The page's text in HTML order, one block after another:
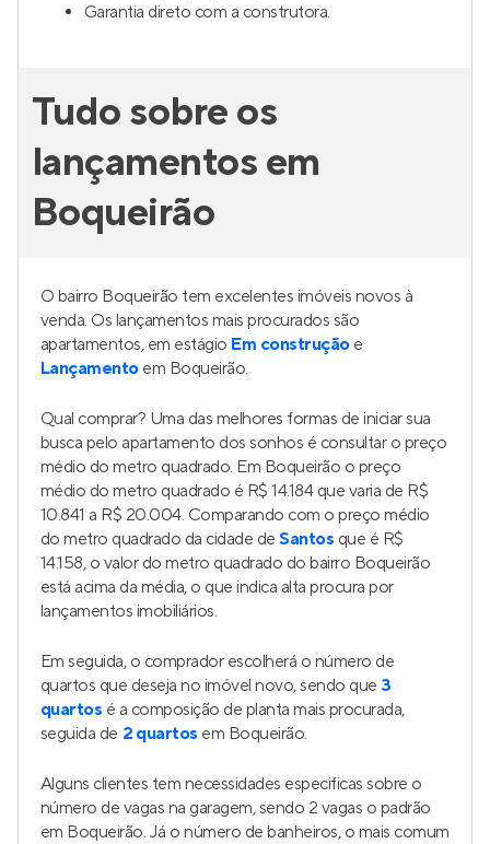
Garantia direto com a construtora.
Tudo sobre os
lançamentos em
Boqueirão
O bairro Boqueirão tem excelentes imóveis novos à
venda. Os lançamentos mais procurados são
apartamentos, em estágio Em construçãoe
Lançamento em Boqueirão.
Qual comprar? Uma das melhores formas de iniciar sua
busca pelo apartamento dos sonhos é consultar o preço
médio do metro quadrado. Em Boqueirão o preço
médio do metro quadrado é R$ 14.184 que varia de R$
10.841 a R$ 20.004. Comparando com o preço médio
do metro quadrado da cidade deSantos que é R$
14.158, o valor do metro quadrado do bairro Boqueirão
está acima da média, o que indica alta procura por
lançamentos imobiliários.
Em seguida, o comprador escolherá o número de
quartos que deseja no imóvel novo, sendo que 3
quartos é a composição de planta mais procurada,
seguida de 2 quartos em Boqueirão.
Alguns clientes tem necessidades especificas sobre o
número de vagas na garagem, sendo 2 vagas o padrão
em Boqueirão. Já o número de banheiros, o mais comum